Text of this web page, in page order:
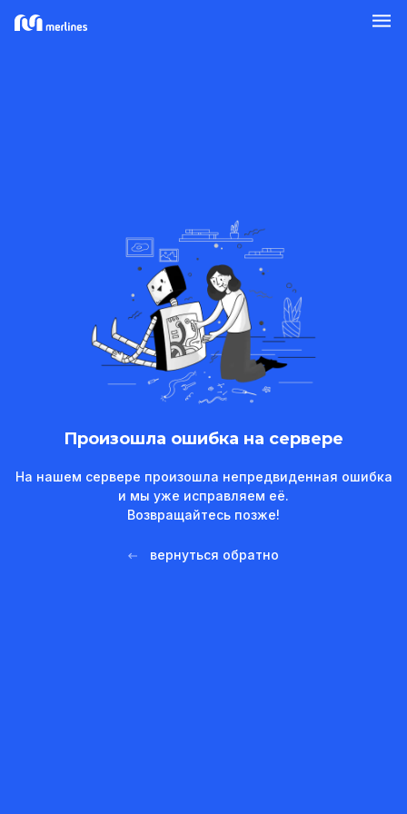
Произошла ошибка на сервере
На нашем сервере произошла непредвиденная ошибка
и мы уже исправляем её.
Возвращайтесь позже!
вернуться обратно